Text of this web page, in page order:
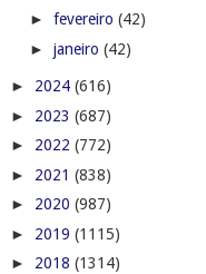
► fevereiro (42)
► janeiro (42)
► 2024 (616)
► 2023 (687)
► 2022 (772)
► 2021 (838)
► 2020 (987)
► 2019 (1115)
► 2018 (1314)